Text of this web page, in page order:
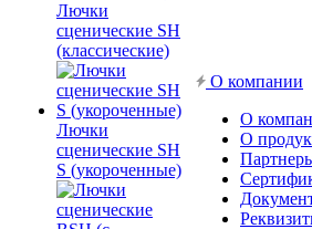
Лючки
сценические SH
(классические)
Лючки
сценические SH
S (укороченные)
О компании
О
О